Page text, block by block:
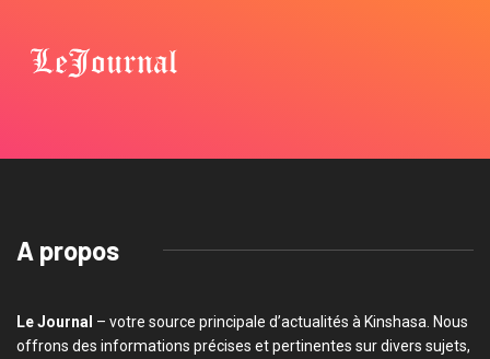
A propos
Le Journal – votre source principale d’actualités à Kinshasa. Nous
offrons des informations précises et pertinentes sur divers sujets,